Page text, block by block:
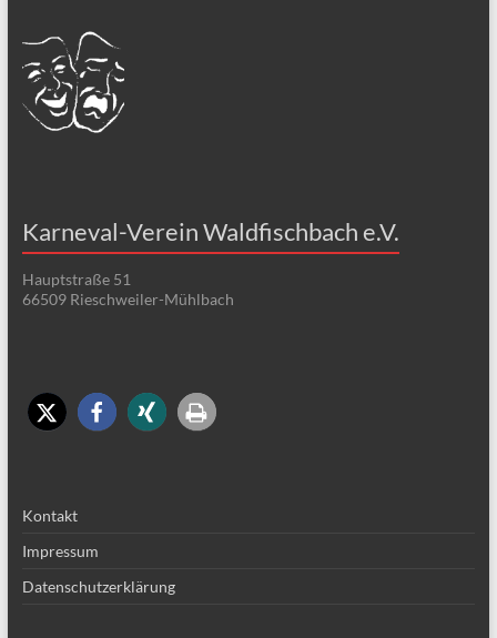
Karneval-Verein Waldfischbach e.V.
Hauptstraße 51
66509 Rieschweiler-Mühlbach
Kontakt
Impressum
Datenschutzerklärung